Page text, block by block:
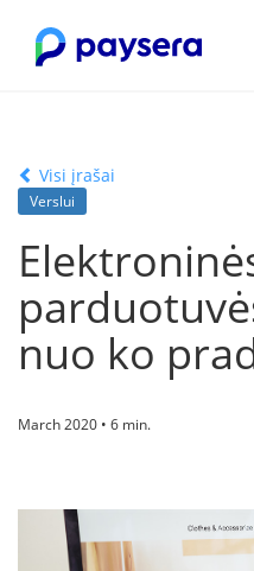
Visi įrašai
Verslui
nuo ko
March 2020 • 6 min.